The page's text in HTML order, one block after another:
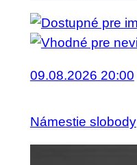
09.08.2026 20:00
Námestie slobody